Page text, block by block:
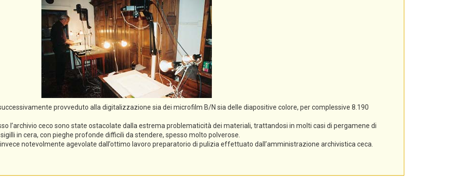
provveduto alla digitalizzazione sia dei microfilm B/N sia delle diapositive colore, per complessive 8.190
l’archivio ceco sono state ostacolate dalla estrema problematicità dei materiali, trattandosi in molti casi di pergamene di
in cera, con pieghe profonde difficili da stendere, spesso molto polverose.
notevolmente agevolate dall’ottimo lavoro preparatorio di pulizia effettuato dall’amministrazione archivistica ceca.